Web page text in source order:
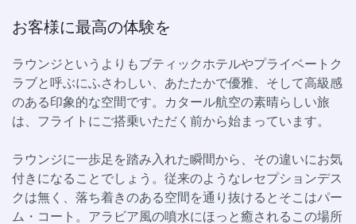
お客様に最高の体験を
ラウンジというよりもブティックホテルやプライベートク
ラブと呼ぶにふさわしい、あたたかで優雅、そして高級感
のある印象的な空間です。カタール航空の素晴らしい旅
は、フライトにご搭乗いただく前から始まっています。
ラウンジに一歩足を踏み入れた瞬間から、その違いにお気
付きになることでしょう。従来のようなレセプションデス
クは無く、落ち着きのある空間を通り抜けるとそこはパー
ム・コート。アラビア風の噴水にほっと癒されるこの場所